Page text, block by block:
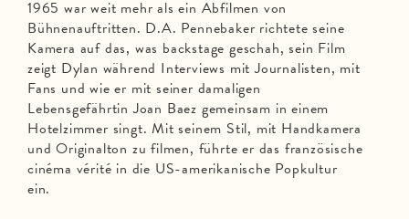
1965 war weit mehr als ein Abfilmen von
Bühnenauftritten. D.A. Pennebaker richtete seine
Kamera auf das, was backstage geschah, sein Film
zeigt Dylan während Interviews mit Journalisten, mit
Fans und wie er mit seiner damaligen
Lebensgefährtin Joan Baez gemeinsam in einem
Hotelzimmer singt. Mit seinem Stil, mit Handkamera
und Originalton zu filmen, führte er das französische
cinéma vérité in die US-amerikanische Popkultur
ein.